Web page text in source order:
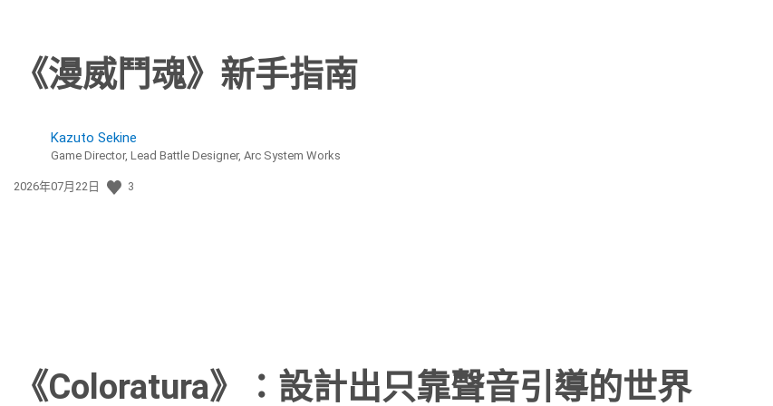
《漫威鬥魂》新手指南
Kazuto Sekine
Game Director, Lead Battle Designer, Arc System Works
發
2026年07月22日 3
《Coloratura》：設計出只靠聲音引導的世界